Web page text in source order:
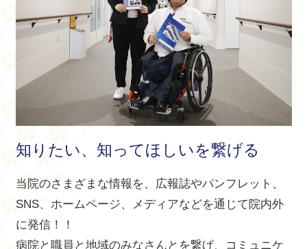
知りたい、知ってほしいを繋げる
当院のさまざまな情報を、広報誌やパンフレット、
SNS、ホームページ、メディアなどを通じて院内外
に発信！！
病院と職員と地域のみなさんとを繋げ、コミュニケ